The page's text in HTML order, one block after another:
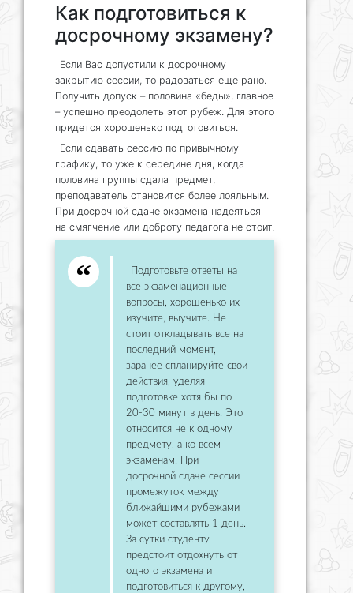
Как подготовиться к
досрочному экзамену?
Если Вас допустили к досрочному
закрытию сессии, то радоваться еще рано.
Получить допуск – половина «беды», главное
– успешно преодолеть этот рубеж. Для этого
придется хорошенько подготовиться.
Если сдавать сессию по привычному
графику, то уже к середине дня, когда
половина группы сдала предмет,
преподаватель становится более лояльным.
При досрочной сдаче экзамена надеяться
на смягчение или доброту педагога не стоит.
Подготовьте ответы на
все экзаменационные
вопросы, хорошенько их
изучите, выучите. Не
стоит откладывать все на
последний момент,
заранее спланируйте свои
действия, уделяя
подготовке хотя бы по
20-30 минут в день. Это
относится не к одному
предмету, а ко всем
экзаменам. При
досрочной сдаче сессии
промежуток между
ближайшими рубежами
может составлять 1 день.
За сутки студенту
предстоит отдохнуть от
одного экзамена и
подготовиться к другому,